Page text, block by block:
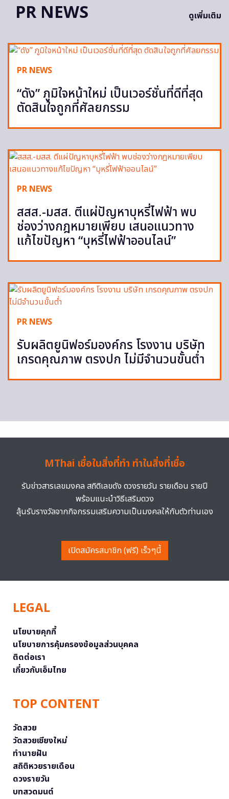
PR NEWS ดูเพิ่มเติม
PR NEWS
“ดัง” ภูมิใจหน้าใหม่ เป็นเวอร์ชั่นที่ดีที่สุด
ตัดสินใจถูกที่ศัลยกรรม
PR NEWS
สสส.-มสส. ตีแผ่ปัญหาบุหรี่ไฟฟ้า พบ
ช่องว่างกฎหมายเพียบ เสนอแนวทาง
แก้ไขปัญหา “บุหรี่ไฟฟ้าออนไลน์”
PR NEWS
รับผลิตยูนิฟอร์มองค์กร โรงงาน บริษัท
เกรดคุณภาพ ตรงปก ไม่มีจำนวนขั้นต่ำ
MThai เชื่อในสิ่งที่ทำ ทำในสิ่งที่เชื่อ
รับข่าวสารเลขมงคล สถิติเลขดัง ดวงรายวัน รายเดือน รายปี
พร้อมแนะนำวิธีเสริมดวง
ลุ้นรับรางวัลจากกิจกรรมเสริมความเป็นมงคลให้กับตัวท่านเอง
เปิดสมัครสมาชิก (ฟรี) เร็วๆนี้
LEGAL
นโยบายคุกกี้
นโยบายการคุ้มครองข้อมูลส่วนบุคคล
ติดต่อเรา
เกี่ยวกับเอ็มไทย
TOP CONTENT
วัดสวย
วัดสวยเชียงใหม่
ทำนายฝัน
สถิติหวยรายเดือน
ดวงรายวัน
บทสวดมนต์